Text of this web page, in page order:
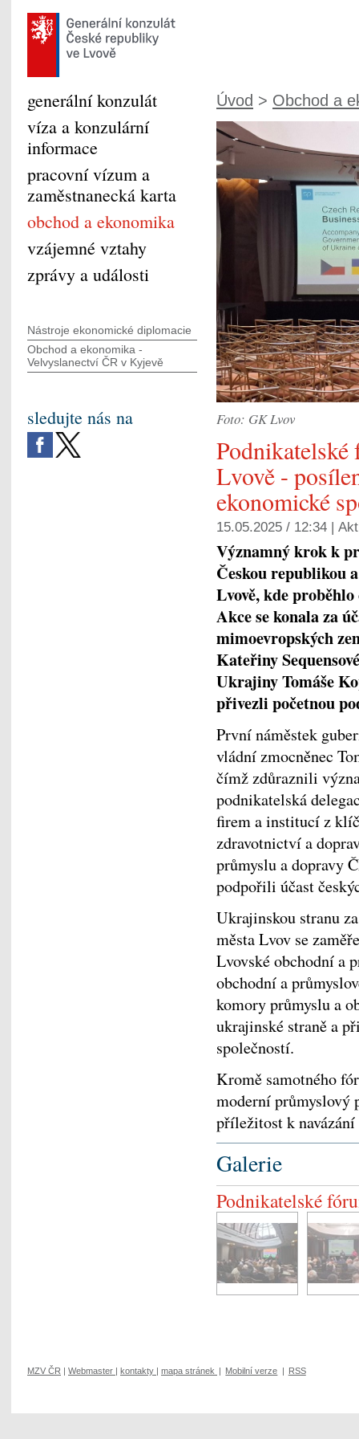
Úvod > Obchod a
Foto: GK Lvov
Podnikatelské
Lvově -
ekonomické
15.05.2025 / 12:34 |
Významný krok k
Českou republikou
Lvově, kde
Akce se konala za
mimoevropských
Kateřiny
Ukrajiny Tomáše
přivezli početnou
První náměstek
vládní zmocněnec
čímž zdůraznili
podnikatelská
firem a institucí z
zdravotnictví a
průmyslu a dopravy
podpořili účast
Ukrajinskou stranu
města Lvov se
Lvovské obchodní a
obchodní a
komory průmyslu a
ukrajinské straně a
společností.
Kromě samotného
moderní průmyslový
příležitost k
Galerie
Podnikatelské
generální konzulát
víza a konzulární
informace
pracovní vízum a
zaměstnanecká karta
obchod a ekonomika
vzájemné vztahy
zprávy a události
Nástroje ekonomické diplomacie
Obchod a ekonomika -
Velvyslanectví ČR v Kyjevě
sledujte nás na
MZV ČR Webmaster kontakty mapa stránek Mobilní verze RSS